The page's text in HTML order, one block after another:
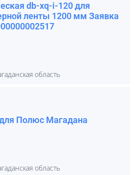
db-xq-i-120 для
ленты 1200 мм Заявка
область
Полюс Магадана
область